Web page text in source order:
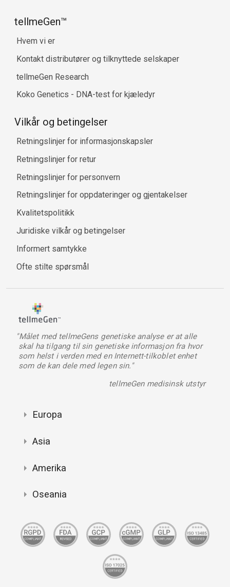
tellmeGen™
Hvem vi er
Kontakt distributører og tilknyttede selskaper
tellmeGen Research
Koko Genetics - DNA-test for kjæledyr
Vilkår og betingelser
Retningslinjer for informasjonskapsler
Retningslinjer for retur
Retningslinjer for personvern
Retningslinjer for oppdateringer og gjentakelser
Kvalitetspolitikk
Juridiske vilkår og betingelser
Informert samtykke
Ofte stilte spørsmål
"Målet med tellmeGens genetiske analyse er at alle
skal ha tilgang til sin genetiske informasjon fra hvor
som helst i verden med en Internett-tilkoblet enhet
som de kan dele med legen sin."
tellmeGen medisinsk utstyr
Europa
Asia
Amerika
Oseania